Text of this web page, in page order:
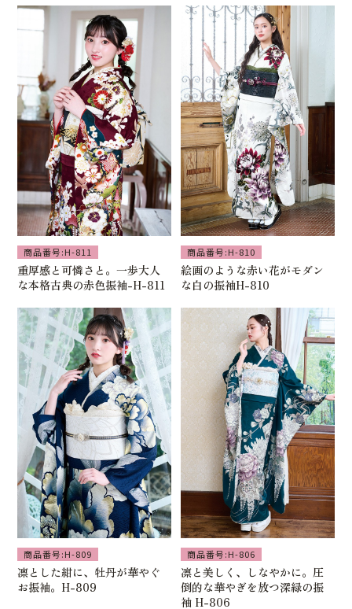
商品番号:H-811
重厚感と可憐さと。一歩大人
な本格古典の赤色振袖-H-811
商品番号:H-810
絵画のような赤い花がモダン
な白の振袖H-810
商品番号:H-809
凛とした紺に、牡丹が華やぐ
お振袖。H-809
商品番号:H-806
凛と美しく、しなやかに。圧
倒的な華やぎを放つ深緑の振
袖 H-806